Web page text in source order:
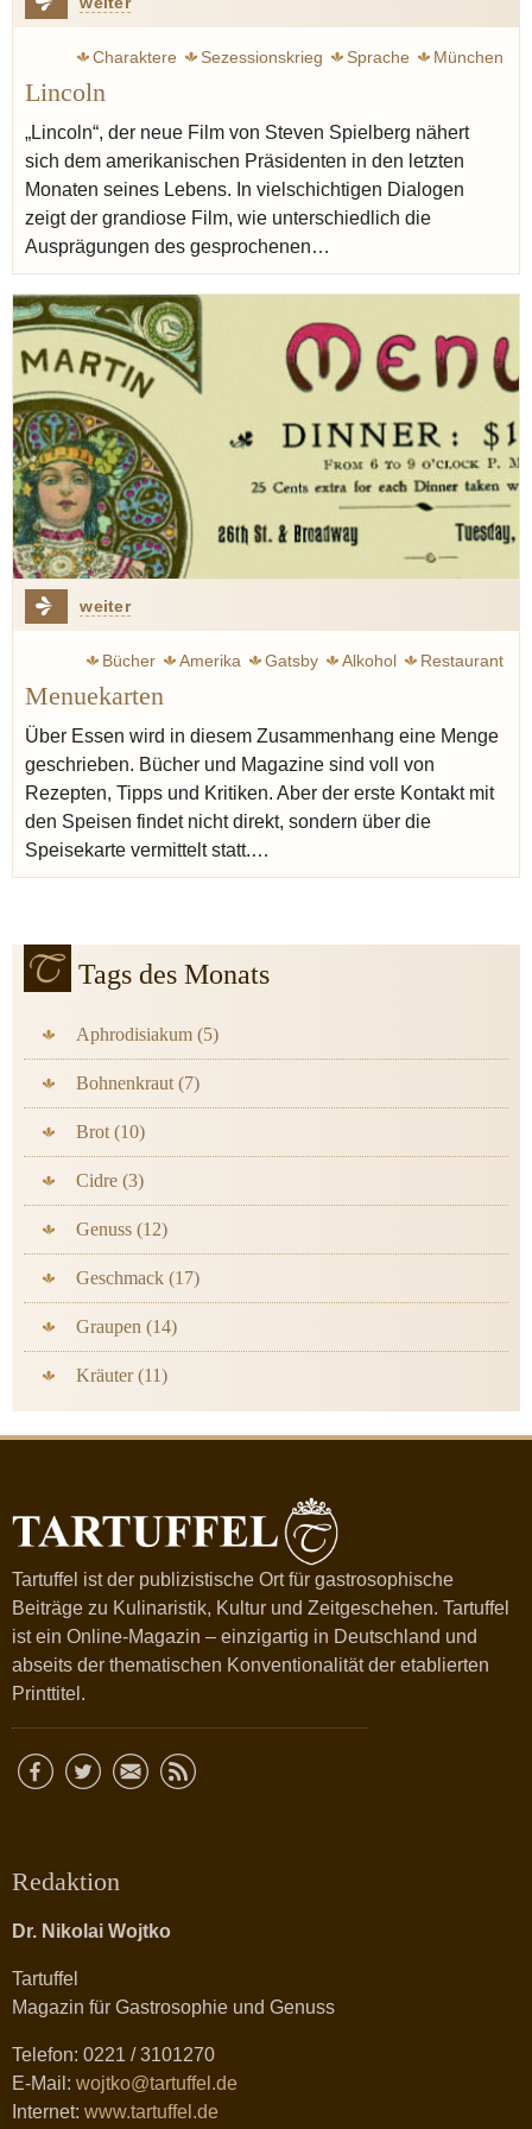
Charaktere Sezessionskrieg Sprache München
Lincoln
„Lincoln“, der neue Film von Steven Spielberg nähert
sich dem amerikanischen Präsidenten in den letzten
Monaten seines Lebens. In vielschichtigen Dialogen
zeigt der grandiose Film, wie unterschiedlich die
Ausprägungen des gesprochenen…
weiter
Bücher Amerika Gatsby Alkohol
Restaurant
Menü
Menuekarten
Über Essen wird in diesem Zusammenhang eine Menge
geschrieben. Bücher und Magazine sind voll von
Rezepten, Tipps und Kritiken. Aber der erste Kontakt mit
den Speisen findet nicht direkt, sondern über die
Speisekarte vermittelt statt.…
Tags des Monats
Aphrodisiakum (5)
Bohnenkraut (7)
Brot (10)
Cidre (3)
Genuss (12)
Geschmack (17)
Graupen (14)
Kräuter (11)
Tartuffel ist der publizistische Ort für gastrosophische
Beiträge zu Kulinaristik, Kultur und Zeitgeschehen. Tartuffel
ist ein Online-Magazin – einzigartig in Deutschland und
abseits der thematischen Konventionalität der etablierten
Printtitel.
Redaktion
Dr. Nikolai Wojtko
Tartuffel
Magazin für Gastrosophie und Genuss
Telefon: 0221 / 3101270
E-Mail: wojtko@tartuffel.de
Internet: www.tartuffel.de